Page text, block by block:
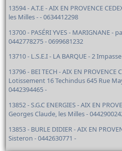
13594 - A.T.E - AIX EN PROVENCE
les Milles - - 0634412298
13700 - PASÉRI YVES - MARIGNANE
0442778275 - 0699681232
13710 - L.S.E.I - LA BARQUE - 2
13796 - BEI TECH - AIX EN PROVENCE
Lotissement 16 Techindus 645 Rue
0442394465 -
13852 - S.G.C ENERGIES - AIX EN
Georges Claude, les Milles -
13853 - BURLE DIDIER - AIX EN
Sisteron - 0442630771 -